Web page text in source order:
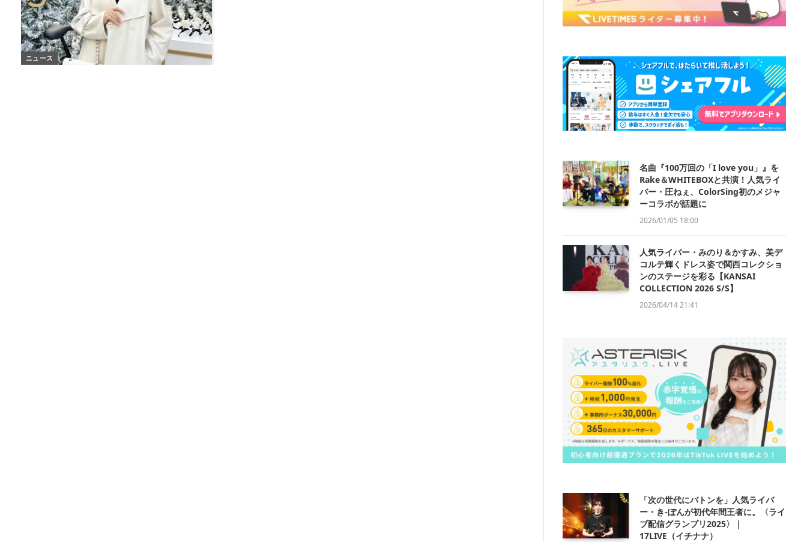
ニュース
名曲『100万回の「I love you」』を
Rake＆WHITEBOXと共演！人気ライ
バー・圧ねぇ、ColorSing初のメジャ
ーコラボが話題に
2026/01/05 18:00
人気ライバー・みのり＆かすみ、美デ
コルテ輝くドレス姿で関西コレクショ
ンのステージを彩る【KANSAI
COLLECTION 2026 S/S】
2026/04/14 21:41
「次の世代にバトンを」人気ライバ
ー・き-ぽんが初代年間王者に。〈ライ
ブ配信グランプリ2025〉｜
17LIVE（イチナナ）